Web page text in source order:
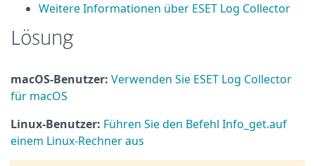
Weitere Informationen über ESET Log Collector
Lösung
macOS-Benutzer: Verwenden Sie ESET Log Collector
für macOS
Linux-Benutzer: Führen Sie den Befehl Info_get.auf
einem Linux-Rechner aus